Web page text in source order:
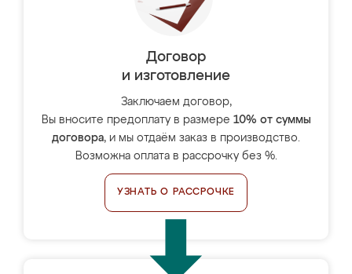
Договор
и изготовление
Заключаем договор,
Вы вносите предоплату в размере 10% от суммы
договора, и мы отдаём заказ в производство.
Возможна оплата в рассрочку без %.
УЗНАТЬ О РАССРОЧКЕ